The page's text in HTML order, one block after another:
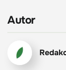
Autor